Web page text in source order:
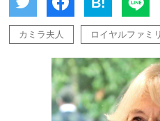
カミラ夫人 ロイヤルファミ